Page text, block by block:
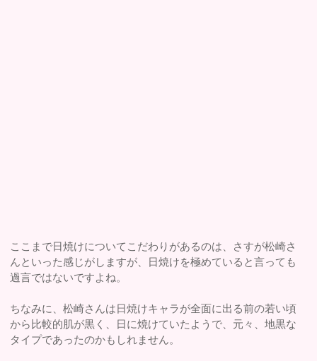
ここまで日焼けについてこだわりがあるのは、さすが松崎さ
んといった感じがしますが、日焼けを極めていると言っても
過言ではないですよね。
ちなみに、松崎さんは日焼けキャラが全面に出る前の若い頃
から比較的肌が黒く、日に焼けていたようで、元々、地黒な
タイプであったのかもしれません。